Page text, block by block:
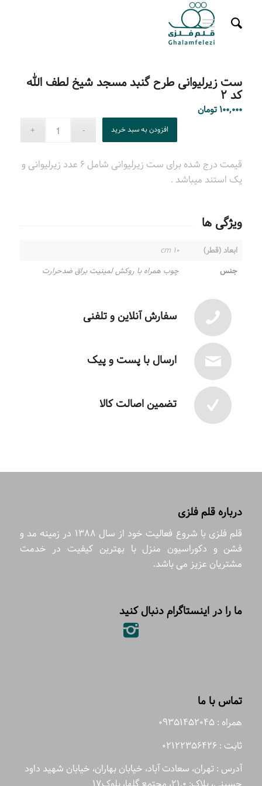
ست زیرلیوانی طرح گنبد مسجد شیخ لطف الله
کد ۲
۱۰۰,۰۰۰ تومان
افزودن به سبد خرید
قیمت درج شده برای ست زیرلیوانی شامل ۶ عدد زیرلیوانی و
یک استند میباشد .
ویژگی ها
ابعاد (قطر)
۱۰ cm
جنس
چوب همراه با روکش لمینیت براق ضدحرارت
سفارش آنلاین و تلفنی
ارسال با پست و پیک
تضمین اصالت کالا
درباره قلم فلزی
قلم فلزی با شروع فعالیت خود از سال 1388 در زمینه مد و
فشن و دکوراسیون منزل با بهترین کیفیت در خدمت
مشتریان عزیز می باشد.
ما را در اینستاگرام دنبال کنید
تماس با ما
همراه : 09351452045
ثابت : 02122356426
آدرس : تهران، سعادت آباد، خیابان بهاران، خیابان شهید داود